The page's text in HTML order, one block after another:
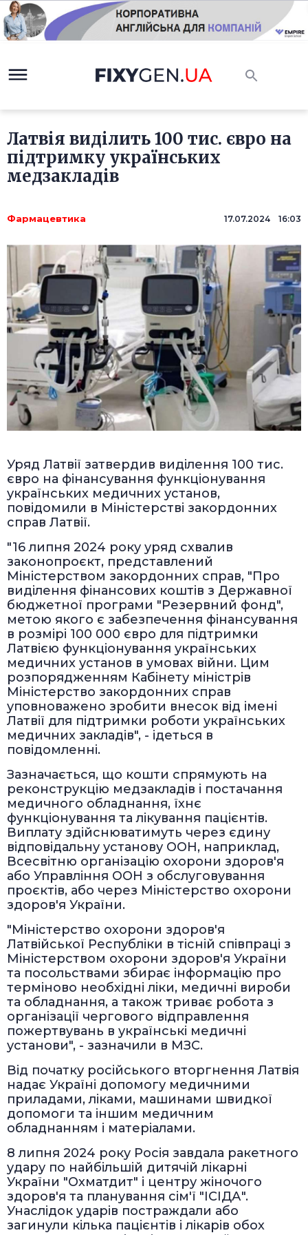
Латвія виділить 100 тис. євро на
підтримку українських
медзакладів
Фармацевтика 17.07.2024 16:03
Уряд Латвії затвердив виділення 100 тис.
євро на фінансування функціонування
українських медичних установ,
повідомили в Міністерстві закордонних
справ Латвії.
"16 липня 2024 року уряд схвалив
законопроєкт, представлений
Міністерством закордонних справ, "Про
виділення фінансових коштів з Державної
бюджетної програми "Резервний фонд",
метою якого є забезпечення фінансування
в розмірі 100 000 євро для підтримки
Латвією функціонування українських
медичних установ в умовах війни. Цим
розпорядженням Кабінету міністрів
Міністерство закордонних справ
уповноважено зробити внесок від імені
Латвії для підтримки роботи українських
медичних закладів", - ідеться в
повідомленні.
Зазначається, що кошти спрямують на
реконструкцію медзакладів і постачання
медичного обладнання, їхнє
функціонування та лікування пацієнтів.
Виплату здійснюватимуть через єдину
відповідальну установу ООН, наприклад,
Всесвітню організацію охорони здоров'я
або Управління ООН з обслуговування
проєктів, або через Міністерство охорони
здоров'я України.
"Міністерство охорони здоров'я
Латвійської Республіки в тісній співпраці з
Міністерством охорони здоров'я України
та посольствами збирає інформацію про
терміново необхідні ліки, медичні вироби
та обладнання, а також триває робота з
організації чергового відправлення
пожертвувань в українські медичні
установи", - зазначили в МЗС.
Від початку російського вторгнення Латвія
надає Україні допомогу медичними
приладами, ліками, машинами швидкої
допомоги та іншим медичним
обладнанням і матеріалами.
8 липня 2024 року Росія завдала ракетного
удару по найбільшій дитячій лікарні
України "Охматдит" і центру жіночого
здоров'я та планування сім'ї "ІСІДА".
Унаслідок ударів постраждали або
загинули кілька пацієнтів і лікарів обох